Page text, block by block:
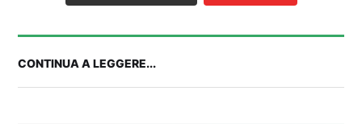
CONTINUA A LEGGERE...